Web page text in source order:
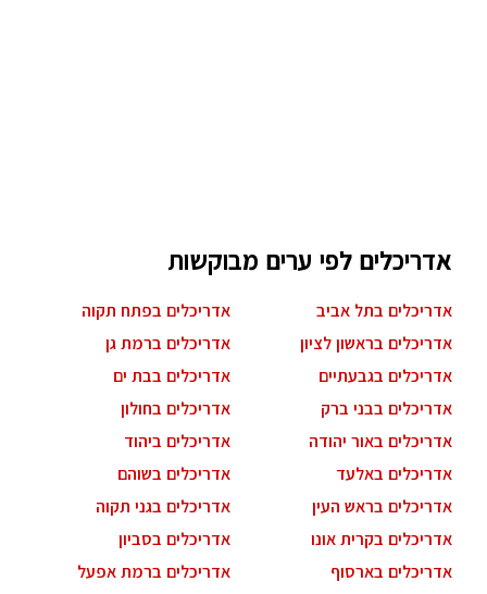
אדריכלים לפי ערים מבוקשות
אדריכלים בתל אביב
אדריכלים בפתח תקוה
אדריכלים בראשון לציון
אדריכלים ברמת גן
אדריכלים בגבעתיים
אדריכלים בבת ים
אדריכלים בבני ברק
אדריכלים בחולון
אדריכלים באור יהודה
אדריכלים ביהוד
אדריכלים באלעד
אדריכלים בשוהם
אדריכלים בראש העין
אדריכלים בגני תקוה
אדריכלים בקרית אונו
אדריכלים בסביון
אדריכלים בארסוף
אדריכלים ברמת אפעל